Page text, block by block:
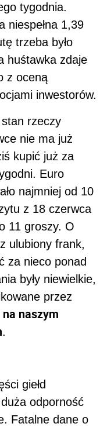
tygodnia.
niespełna 1,39
trzeba było
huśtawka zdaje
z oceną
inwestorów.
rzeczy
nie ma już
kupić już za
Euro
najmniej od 10
z 18 czerwca
11 groszy. O
ulubiony frank,
za nieco ponad
były niewielkie,
przez
naszym
.
giełd
odporność
Fatalne dane o